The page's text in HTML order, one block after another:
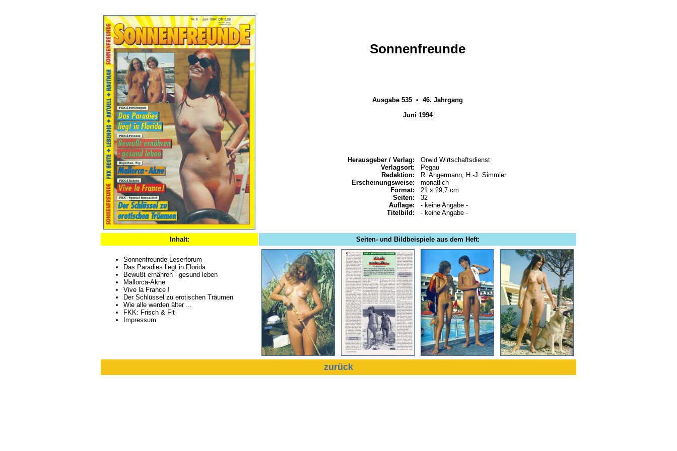
Sonnenfreunde
Ausgabe 535 • 46. Jahrgang
Juni 1994
Herausgeber / Verlag:
Verlagsort:
Redaktion:
Erscheinungsweise:
Format:
Seiten:
Auflage:
Titelbild:
Orwid Wirtschaftsdienst
Pegau
R. Angermann, H.-J. Simmler
monatlich
21 x 29,7 cm
32
- keine Angabe -
- keine Angabe -
Inhalt: Seiten- und Bildbeispiele aus dem Heft:
Sonnenfreunde Leserforum
Das Paradies liegt in Florida
Bewußt ernähren - gesund leben
Mallorca-Akne
Vive la France !
Der Schlüssel zu erotischen Träumen
Wie alle werden älter ...
FKK: Frisch & Fit
Impressum
zurück